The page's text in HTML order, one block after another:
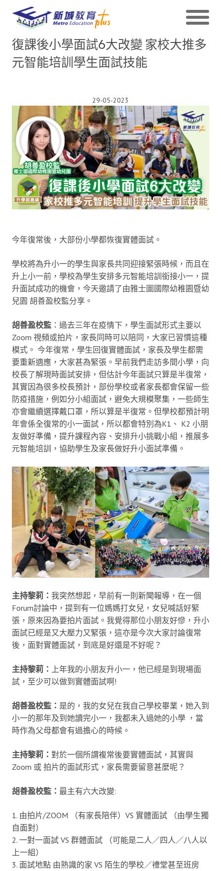
復課後小學面試6大改變 家校大推多
元智能培訓學生面試技能
29-05-2023
今年復常後，大部份小學都恢復實體面試。
學校將為升小一的學生與家長共同迎接緊張時候，而且在
升上小一前，學校為學生安排多元智能培訓銜接小一，提
升面試成功的機會，今天邀請了由雅士圖國際幼稚園暨幼
兒園 胡善盈校監分享。
胡善盈校監 ：過去三年在疫情下，學生面試形式主要以
Zoom 視頻或拍片，家長同時可以陪同，大家已習慣這種
模式。 今年復常，學生回復實體面試，家長及學生都需
要重新適應，大家甚為緊張。早前我們走訪多間小學，向
校長了解現時面試安排，但估計今年面試只算是半復常，
其實因為很多校長預計，部份學校或者家長都會保留一些
防疫措施，例如分小組面試，避免大規模聚集，一些師生
亦會繼續選擇戴口罩，所以算是半復常。但學校都預計明
年會係全復常的小一面試，所以都會特別為K1、 K2 小朋
友做好準備，提升課程內容、安排升小挑戰小組，推展多
元智能培訓，協助學生及家長做好升小面試準備。
主持黎莉： 我突然想起，早前有一則新聞報導，在一個
Forum討論中，提到有一位媽媽打女兒，女兒喊話好緊
張，原來因為要拍片面試。我覺得那位小朋友好慘，升小
面試已經是又大壓力又緊張，這亦是今次大家討論復常
後，面對實體面試，到底是好還是不好呢？
主持黎莉：
上年我的小朋友升小一，他已經是到現場面
試，至少可以做到實體面試啊!
胡善盈校監： 是的，我的女兒在我自己學校畢業，她入到
小一的那年及到她讀完小一，我都未入過她的小學 ，當
時作為父母都會有過擔心的時候。
主持黎莉： 對於一個所謂複常後要實體面試，其實與
Zoom 或 拍片的面試形式，家長需要留意甚麼呢？
胡善盈校監： 最主有六大改變:
1. 由拍片/ZOOM （有家長陪伴）VS 實體面試 （由學生獨
自面對）
2. 一對一面試 VS 群體面試 （可能是二人／四人／八人以
上一組）
3. 面試地點 由熟識的家 VS 陌生的學校／禮堂甚至班房